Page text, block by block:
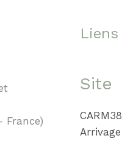
France)
Liens
Site
CARM38
Arrivage